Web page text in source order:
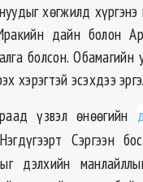
хөгжилд
дайн болон
болсон.
хэрэгтэй эсэхдээ
үзвэл өнөөгийн
Сэргээн
дэлхийн